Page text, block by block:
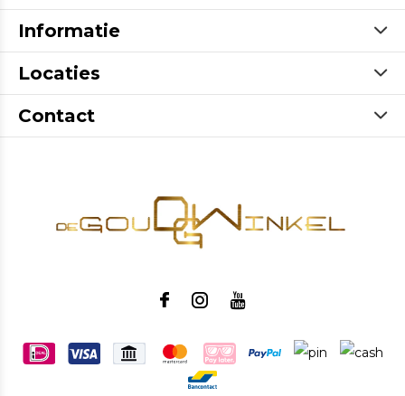
Informatie
Locaties
Contact